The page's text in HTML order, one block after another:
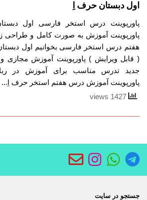
اول دبستان حرف اِ
پاورپوینت درس استخر فارسی اول
پاورپوینت آموزش به صورت کامل و طراحی
هفتم درس استخر فارسی بخوانیم اول
( قابل ویرایش ) پاورپوینت آموزش مجازی
جدید تدرس مناسب برای آموزش در
پاورپوینت آموزش درس هفتم استخر حرف اِ...
جستجو در سایت